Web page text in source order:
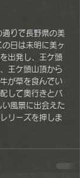
日は未明に美ヶ
出発し、王ケ頭
王ケ頭山頂から
が草を食んでい
して奥行きとバ
風景に出会えた
リーズを押しま